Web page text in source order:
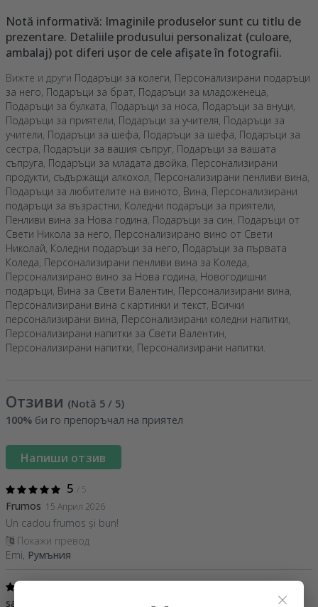
Notă informativă: Imaginile produselor sunt cu titlu de
prezentare. Detaliile produsului personalizat (culoare,
ambalaj) pot diferi ușor de cele afișate în fotografii.
Вижте и други Подаръци за колеги, Персонализирани подаръци
за него, Подаръци за брат, Подаръци за младоженеца,
Подаръци за булката, Подаръци за носа, Подаръци за внуци,
Подаръци за приятели, Подаръци за учителя, Подаръци за
учители, Подаръци за шефа, Подаръци за шефа, Подаръци за
сестра, Подаръци за вашия съпруг, Подаръци за вашата
съпруга, Подаръци за младата двойка, Персонализирани
продукти, съдържащи алкохол, Персонализирани пенливи вина,
Подаръци за любителите на виното, Вина, Персонализирани
подаръци за възрастни, Коледни подаръци за приятели,
Пенливи вина за Нова година, Подаръци за син, Подаръци от
Свети Никола за него, Персонализирано вино от Свети
Николай, Коледни подаръци за него, Подаръци за първата
Коледа, Персонализирани пенливи вина за Коледа,
Персонализирано вино за Нова година, Новогодишни
подаръци, Вина за Свети Валентин, Персонализирани вина,
Персонализирани вина с картинки и текст, Всички
персонализирани вина, Персонализирани коледни напитки,
Персонализирани напитки за Свети Валентин,
Персонализирани напитки, Персонализирани напитки.
Отзиви (Notă 5 / 5)
100% би го препоръчал на приятел
Напиши отзив
5 / 5
Frumos 15 Април 2026
Un cadou frumos și bun!
Покажи превод
Emi, Румъния
5
sampanie personalizata 24 Януари 2026 ×